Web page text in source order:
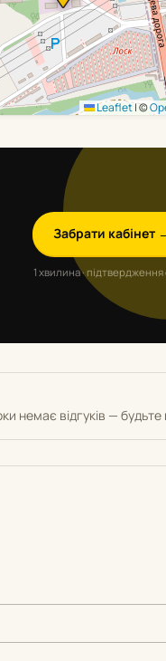
Leaflet|©
Забрати кабінет
1 хвилина ·
немає відгуків —